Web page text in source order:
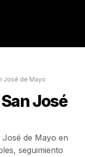
José de Mayo
San José
José de Mayo en
seguimiento